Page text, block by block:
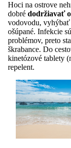
Hoci na ostrove
dobré dodržiavať
vodovodu, vyhýbať
ošúpané. Infekcie
problémov, preto
škrabance. Do
kinetózové tablety
repelent.